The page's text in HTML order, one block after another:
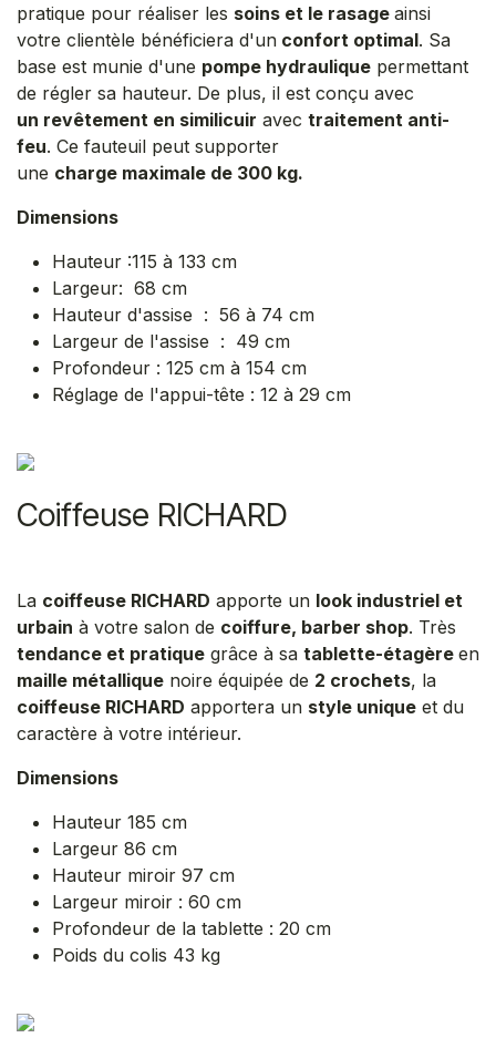
pratique pour réaliser les soins et le rasage ainsi
votre clientèle bénéficiera d'un confort optimal. Sa
base est munie d'une pompe hydraulique permettant
de régler sa hauteur. De plus, il est conçu avec
un revêtement en similicuir avec traitement anti-
feu. Ce fauteuil peut supporter
une charge maximale de 300 kg.
Dimensions
Hauteur :115 à 133 cm
Largeur: 68 cm
Hauteur d'assise : 56 à 74 cm
Largeur de l'assise : 49 cm
Profondeur : 125 cm à 154 cm
Réglage de l'appui-tête : 12 à 29 cm
Coiffeuse RICHARD
La coiffeuse RICHARD apporte un look industriel et
urbain à votre salon de coiffure, barber shop. Très
tendance et pratique grâce à sa tablette-étagère en
maille métallique noire équipée de 2 crochets, la
coiffeuse RICHARD apportera un style unique et du
caractère à votre intérieur.
Dimensions
Hauteur 185 cm
Largeur 86 cm
Hauteur miroir 97 cm
Largeur miroir : 60 cm
Profondeur de la tablette : 20 cm
Poids du colis 43 kg